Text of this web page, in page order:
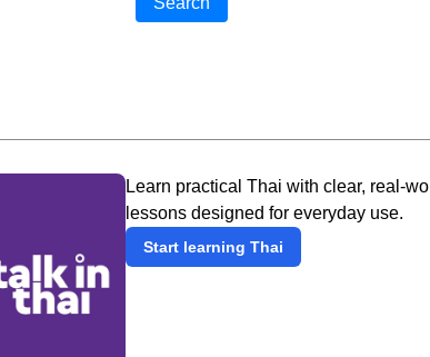
Learn practical Thai with clear, real-
lessons designed for everyday use.
Start learning Thai